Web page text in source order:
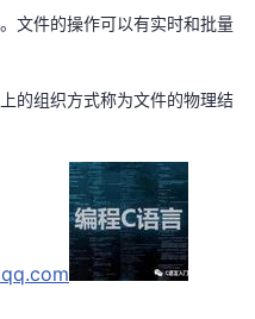
文件的操作可以有实时和批量
的组织方式称为文件的物理结